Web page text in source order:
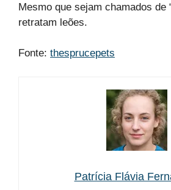
Mesmo que sejam chamados de
retratam leões.
Fonte: thesprucepets
Patrícia Flávia